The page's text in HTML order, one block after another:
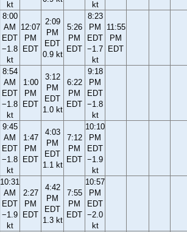
kt kt
8:00
AM
EDT
−1.8
kt
12:07
PM
EDT
2:09
PM
EDT
0.9 kt
5:26
PM
EDT
8:23
PM
EDT
−1.7
kt
11:55
PM
EDT
8:54
AM
EDT
−1.8
kt
1:00
PM
EDT
3:12
PM
EDT
1.0 kt
6:22
PM
EDT
9:18
PM
EDT
−1.8
kt
9:45
AM
EDT
−1.8
kt
1:47
PM
EDT
4:03
PM
EDT
1.1 kt
7:12
PM
EDT
10:10
PM
EDT
−1.9
kt
10:31
AM
EDT
−1.9
kt
2:27
PM
EDT
4:42
PM
EDT
1.3 kt
7:55
PM
EDT
10:57
PM
EDT
−2.0
kt